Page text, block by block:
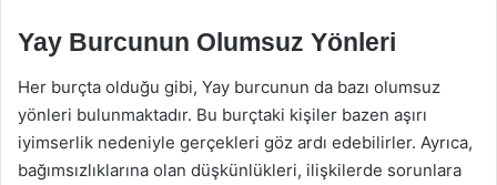
Yay Burcunun Olumsuz Yönleri
Her burçta olduğu gibi, Yay burcunun da bazı olumsuz
yönleri bulunmaktadır. Bu burçtaki kişiler bazen aşırı
iyimserlik nedeniyle gerçekleri göz ardı edebilirler. Ayrıca,
bağımsızlıklarına olan düşkünlükleri, ilişkilerde sorunlara